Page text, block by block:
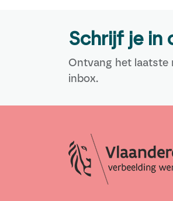
Schrijf je in
Ontvang het laatste
inbox.